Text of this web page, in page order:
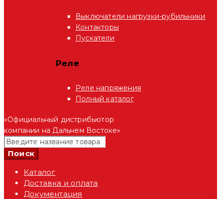
Выключатели нагрузки-рубильники
Контакторы
Пускатели
Реле
Реле напряжения
Полный каталог
«Официальный дистрибьютор
компании на Дальнем Востоке»
Каталог
Доставка и оплата
Документация